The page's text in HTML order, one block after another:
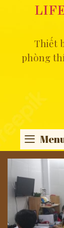
Thiết
phòng